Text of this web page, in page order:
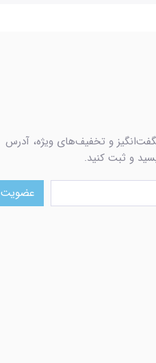
و تخفیف‌های ویژه، آدرس
و ثبت کنید.
عضویت